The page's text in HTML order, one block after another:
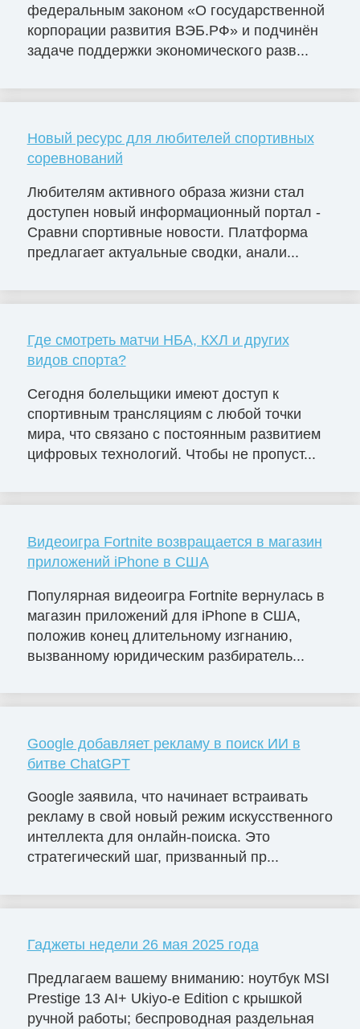
федеральным законом «О государственной
корпорации развития ВЭБ.РФ» и подчинён
задаче поддержки экономического разв...
Новый ресурс для любителей спортивных
соревнований
Любителям активного образа жизни стал
доступен новый информационный портал -
Сравни спортивные новости. Платформа
предлагает актуальные сводки, анали...
Где смотреть матчи НБА, КХЛ и других
видов спорта?
Сегодня болельщики имеют доступ к
спортивным трансляциям с любой точки
мира, что связано с постоянным развитием
цифровых технологий. Чтобы не пропуст...
Видеоигра Fortnite возвращается в магазин
приложений iPhone в США
Популярная видеоигра Fortnite вернулась в
магазин приложений для iPhone в США,
положив конец длительному изгнанию,
вызванному юридическим разбиратель...
Google добавляет рекламу в поиск ИИ в
битве ChatGPT
Google заявила, что начинает встраивать
рекламу в свой новый режим искусственного
интеллекта для онлайн-поиска. Это
стратегический шаг, призванный пр...
Гаджеты недели 26 мая 2025 года
Предлагаем вашему вниманию: ноутбук MSI
Prestige 13 AI+ Ukiyo-e Edition с крышкой
ручной работы; беспроводная раздельная